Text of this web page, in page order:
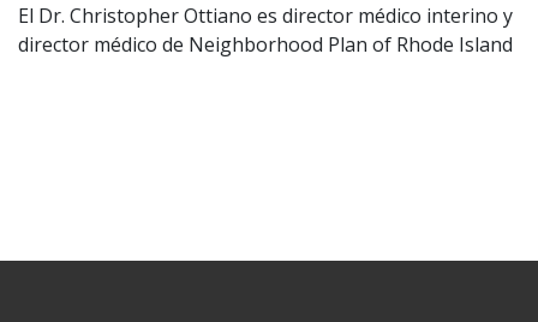
El Dr. Christopher Ottiano es director médico interino y
director médico de Neighborhood Plan of Rhode Island